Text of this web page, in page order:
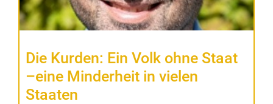
Die Kurden: Ein Volk ohne Staat
–eine Minderheit in vielen
Staaten